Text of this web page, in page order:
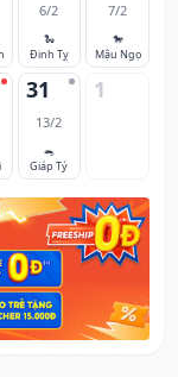
6/2
🐍
Đinh Tỵ
7/2
🐎
Mậu Ngọ
31
13/2
🐀
Giáp Tý
1